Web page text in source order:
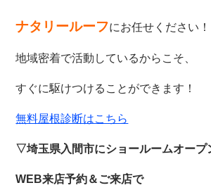
ナタリールーフにお任せください！
地域密着で活動しているからこそ、
すぐに駆けつけることができます！
無料屋根診断はこちら
▽埼玉県入間市にショールームオープ
WEB来店予約＆ご来店で